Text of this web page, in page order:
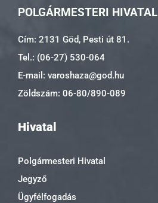
POLGÁRMESTERI HIVATAL
Cím: 2131 Göd, Pesti út 81.
Tel.: (06-27) 530-064
E-mail: varoshaza@god.hu
Zöldszám: 06-80/890-089
Hivatal
Polgármesteri Hivatal
Jegyző
Ügyfélfogadás